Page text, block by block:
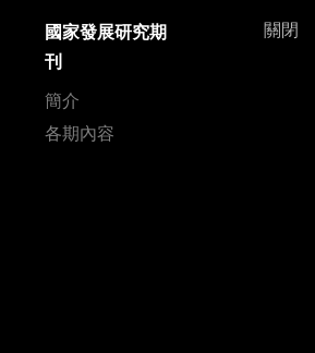
關閉
國家發展研究期
刊
簡介
各期內容